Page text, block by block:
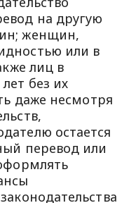
на другую
женщин,
или в
лиц в
без их
даже несмотря
остается
перевод или